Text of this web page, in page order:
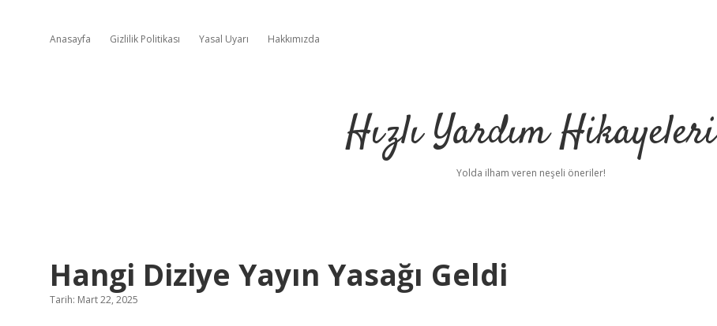
Anasayfa Gizlilik Politikası Yasal Uyarı Hakkımızda
Hızlı Yardım Hikayeleri
Yolda ilham veren neşeli öneriler!
Hangi Diziye Yayın Yasağı Geldi
Tarih: Mart 22, 2025